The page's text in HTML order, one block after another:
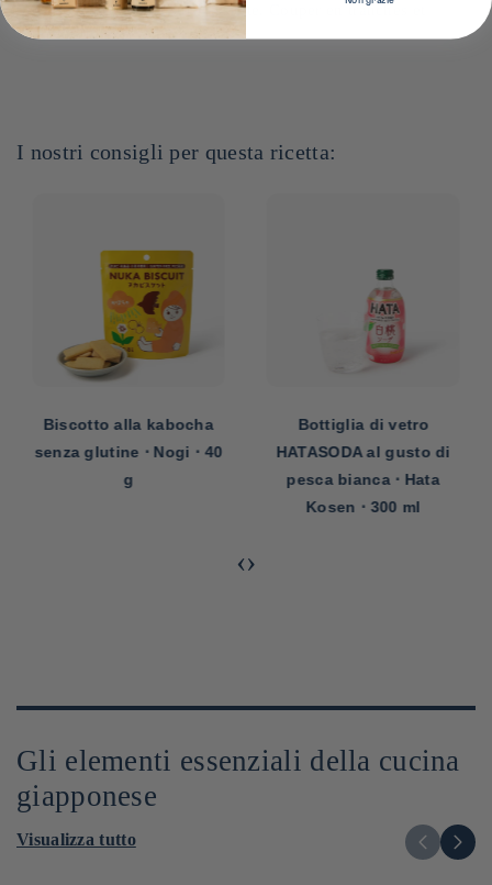
à ce qu’il coule sur l’assiette. Couper en tranches et
servir.
I nostri consigli per questa ricetta:
Biscotto alla kabocha
senza glutine ⋅ Nogi ⋅ 40
g
Bottiglia di vetro
HATASODA al gusto di
pesca bianca ⋅ Hata
Kosen ⋅ 300 ml
‹›
Gli elementi essenziali della cucina
giapponese
Visualizza tutto